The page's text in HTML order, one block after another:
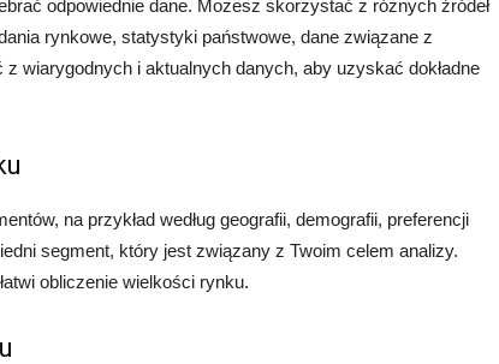
odpowiednie dane. Możesz skorzystać z różnych źródeł
rynkowe, statystyki państwowe, dane związane z
wiarygodnych i aktualnych danych, aby uzyskać dokładne
na przykład według geografii, demografii, preferencji
segment, który jest związany z Twoim celem analizy.
obliczenie wielkości rynku.